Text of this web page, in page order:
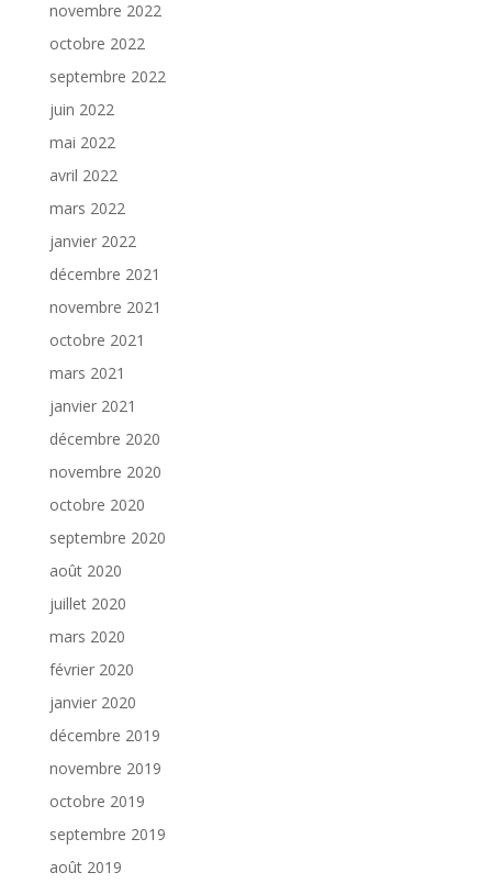
novembre 2022
octobre 2022
septembre 2022
juin 2022
mai 2022
avril 2022
mars 2022
janvier 2022
décembre 2021
novembre 2021
octobre 2021
mars 2021
janvier 2021
décembre 2020
novembre 2020
octobre 2020
septembre 2020
août 2020
juillet 2020
mars 2020
février 2020
janvier 2020
décembre 2019
novembre 2019
octobre 2019
septembre 2019
août 2019